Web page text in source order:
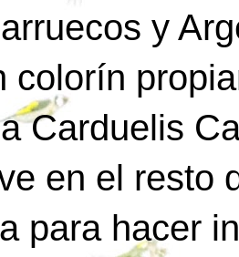
y
colorín
Carduelis
en el resto
para hacer